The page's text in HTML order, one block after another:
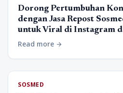
Dorong Pertumbuhan
dengan Jasa Repost
untuk Viral di Instagram
Read more arrow_forward
SOSMED